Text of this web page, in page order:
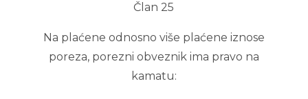
Član 25
Na plaćene odnosno više plaćene iznose
poreza, porezni obveznik ima pravo na
kamatu: